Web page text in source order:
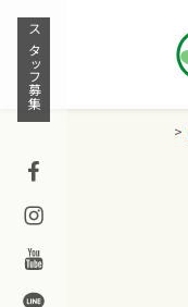
Skip
content
スタッフ募集
Facebook
Instagram